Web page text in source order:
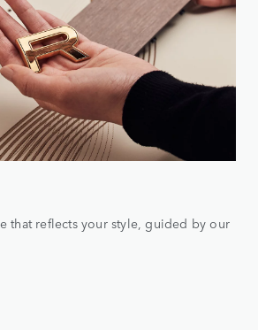
that reflects your style, guided by our